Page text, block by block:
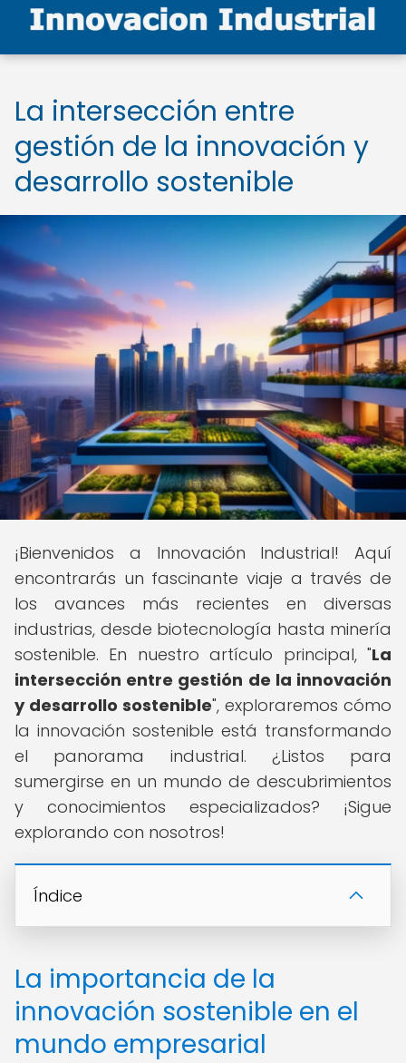
La intersección entre
gestión de la innovación y
desarrollo sostenible
¡Bienvenidos a Innovación Industrial! Aquí
encontrarás un fascinante viaje a través de
los avances más recientes en diversas
industrias, desde biotecnología hasta minería
sostenible. En nuestro artículo principal, "La
intersección entre gestión de la innovación
y desarrollo sostenible", exploraremos cómo
la innovación sostenible está transformando
el panorama industrial. ¿Listos para
sumergirse en un mundo de descubrimientos
y conocimientos especializados? ¡Sigue
explorando con nosotros!
Índice
La importancia de la
innovación sostenible en el
mundo empresarial